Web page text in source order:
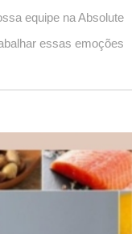
equipe na Absolute
essas emoções